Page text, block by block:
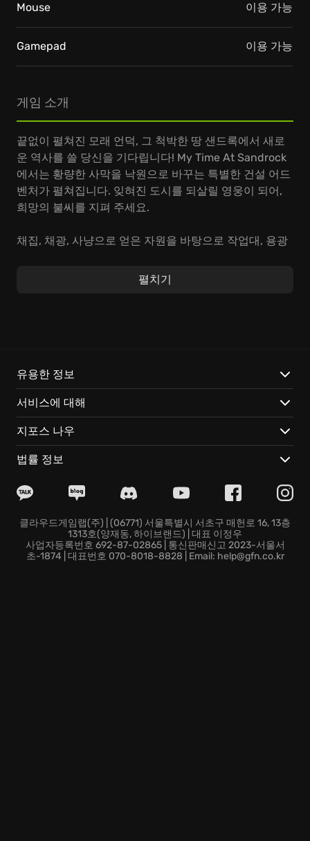
게임 소개
끝없이 펼쳐진 모래 언덕, 그 척박한 땅 샌드록에서 새로
운 역사를 쓸 당신을 기다립니다! My Time At Sandrock
에서는 황량한 사막을 낙원으로 바꾸는 특별한 건설 어드
벤처가 펼쳐집니다. 잊혀진 도시를 되살릴 영웅이 되어,
희망의 불씨를 지펴 주세요.
채집, 채광, 사냥으로 얻은 자원을 바탕으로 작업대, 용광
구까지 제작할 수 있습니다. 당신의 손길로 샌드록은 기
나만의 개성, 나만의 공방:100가지가 넘는 가구와 장식으
로 공방을 꾸미고, 농장과 목장을 건설하여 자원을 직접
생산할 수도 있습니다. 특별한 염색 시스템을 활용하여
가구와 의상을 원하는 색상으로 물들여 보세요.
인연을 맺고, 사랑을 키우세요:
각자의 꿈과 고민을 가진
로맨틱한 관계를 만들어갈 수 있습니다. 결혼 후에는 함
있습니다.
액션과 전략이 만나는 전투:다양한 무기를 사용하여 몬스
터를 사냥하고, 숙련된 기술과 전략으로 강력한 보스에
펼치기
Mouse 이용 가능
Gamepad 이용 가능
유용한 정보
서비스에 대해
지포스 나우
법률 정보
클라우드게임랩(주) | (06771) 서울특별시 서초구 매헌로 16, 13층
1313호(양재동, 하이브랜드) | 대표 이정우
사업자등록번호 692-87-02865 | 통신판매신고 2023-서울서
초-1874 | 대표번호 070-8018-8828 | Email: help@gfn.co.kr